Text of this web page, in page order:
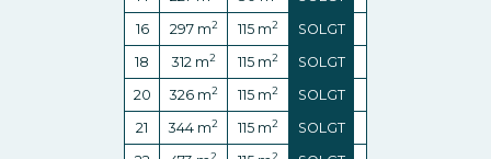
16
297m2 115 m2
SOLGT
18
312 m2 115 m2
SOLGT
20
326m2 115 m2
SOLGT
21
344 m2 115 m2
SOLGT
2 2